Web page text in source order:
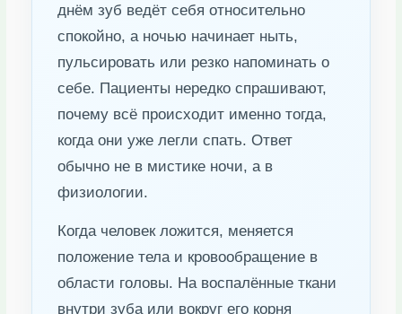
днём зуб ведёт себя относительно
спокойно, а ночью начинает ныть,
пульсировать или резко напоминать о
себе. Пациенты нередко спрашивают,
почему всё происходит именно тогда,
когда они уже легли спать. Ответ
обычно не в мистике ночи, а в
физиологии.
Когда человек ложится, меняется
положение тела и кровообращение в
области головы. На воспалённые ткани
внутри зуба или вокруг его корня